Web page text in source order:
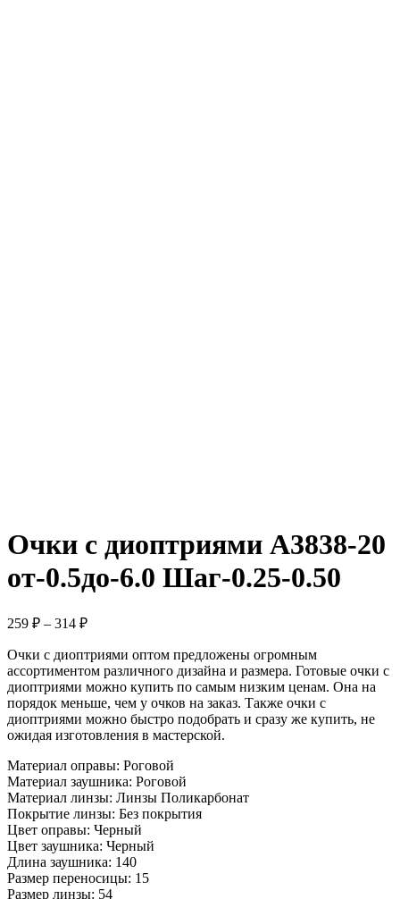
Очки с диоптриями A3838-20
от-0.5до-6.0 Шаг-0.25-0.50
259 ₽ – 314 ₽
Очки с диоптриями оптом предложены огромным
ассортиментом различного дизайна и размера. Готовые очки с
диоптриями можно купить по самым низким ценам. Она на
порядок меньше, чем у очков на заказ. Также очки с
диоптриями можно быстро подобрать и сразу же купить, не
ожидая изготовления в мастерской.
Материал оправы: Роговой
Материал заушника: Роговой
Материал линзы: Линзы Поликарбонат
Покрытие линзы: Без покрытия
Цвет оправы: Черный
Цвет заушника: Черный
Длина заушника: 140
Размер переносицы: 15
Размер линзы: 54